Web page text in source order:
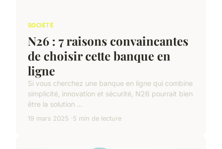
SOCIÉTÉ
N26 : 7 raisons convaincantes
de choisir cette banque en
ligne
Si vous cherchez une banque en ligne qui combine
simplicité, innovation et sécurité, N26 pourrait bien
être la solution ...
19 mars 2025 5 min de lecture